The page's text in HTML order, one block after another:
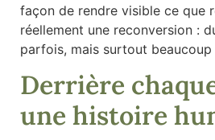
façon de rendre visible ce que
réellement une reconversion :
parfois, mais surtout beaucoup
Derrière
une histoire